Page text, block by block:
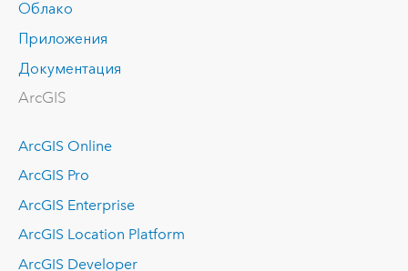
Облако
Приложения
Документация
ArcGIS
ArcGIS Online
ArcGIS Pro
ArcGIS Enterprise
ArcGIS Location Platform
ArcGIS Developer